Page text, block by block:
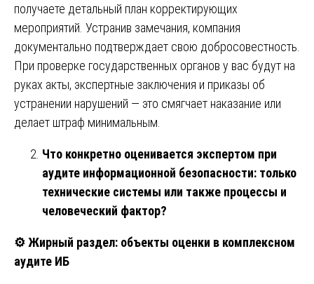
получаете детальный план корректирующих
мероприятий. Устранив замечания, компания
документально подтверждает свою добросовестность.
При проверке государственных органов у вас будут на
руках акты, экспертные заключения и приказы об
устранении нарушений — это смягчает наказание или
делает штраф минимальным.
Что конкретно оценивается экспертом при
аудите информационной безопасности: только
технические системы или также процессы и
человеческий фактор?
⚙️Жирный раздел: объекты оценки в комплексном
аудите ИБ